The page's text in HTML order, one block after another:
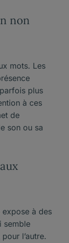
non
mots. Les
parfois plus
à ces
de
son ou sa
expose à des
semble
l’autre.